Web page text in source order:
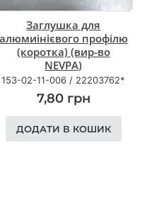
Заглушка для
алюмиінієвого профілю
(коротка) (вир-во
NEVPA)
153-02-11-006 / 22203762*
7,80 грн
ДОДАТИ В КОШИК